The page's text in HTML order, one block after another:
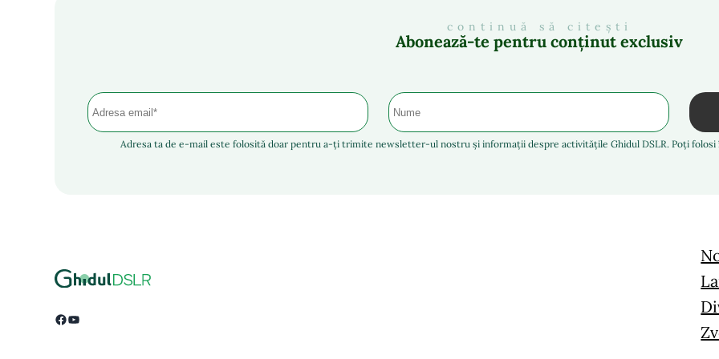
continuă să citești
Abonează-te pentru conținut exclusiv
Adresa ta de e-mail este folosită doar pentru a-ți trimite newsletter-ul nostru și informații despre activitățile Ghidul DSLR. Poți
Facebook YouTube